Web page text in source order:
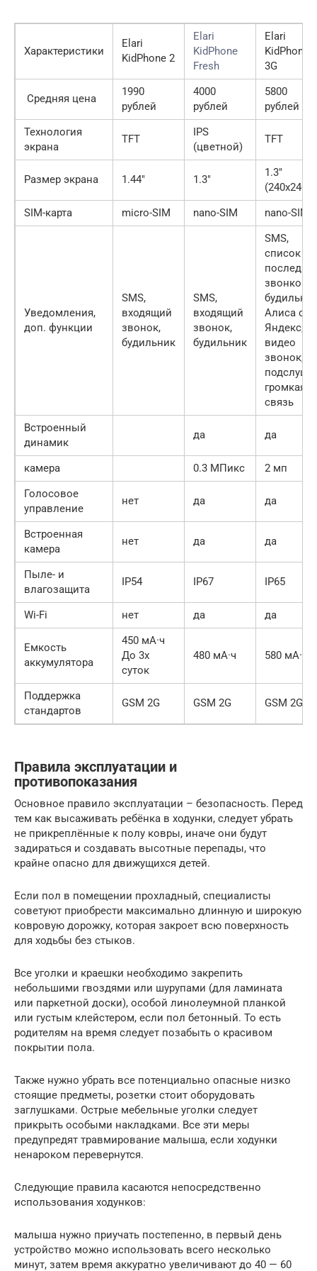
Характеристики
Elari
KidPhone 2
Elari
KidPhone
Fresh
Elari
KidPhone
3G
Средняя цена
1990
рублей
4000
рублей
5800
рублей
Технология
экрана
TFT
IPS
(цветной)
TFT
Размер экрана 1.44″ 1.3″
1.3″
(240х240)
SIM-карта
micro-SIM nano-SIM nano-SIM
Уведомления,
доп. функции
SMS,
входящий
звонок,
будильник
SMS,
входящий
звонок,
будильник
SMS,
список
звонков,
Алиса от
Яндекс,
видео
звонок,
громкая
связь
Встроенный
динамик
да да
камера 0.3 МПикс
2 мп
Голосовое
управление
нет да да
Встроенная
камера
нет да да
Пыле- и
влагозащита
IP54 IP67 IP65
Wi-Fi нет да да
Емкость
аккумулятора
450 мА·ч
До 3х
суток
480 мА·ч 580 мА·ч
Поддержка
стандартов
GSM 2G GSM 2G GSM 2G/
Правила эксплуатации и
противопоказания
Основное правило эксплуатации – безопасность. Перед
тем как высаживать ребёнка в ходунки, следует убрать
не прикреплённые к полу ковры, иначе они будут
задираться и создавать высотные перепады, что
крайне опасно для движущихся детей.
Если пол в помещении прохладный, специалисты
советуют приобрести максимально длинную и широкую
ковровую дорожку, которая закроет всю поверхность
для ходьбы без стыков.
Все уголки и краешки необходимо закрепить
небольшими гвоздями или шурупами (для ламината
или паркетной доски), особой линолеумной планкой
или густым клейстером, если пол бетонный. То есть
родителям на время следует позабыть о красивом
покрытии пола.
Также нужно убрать все потенциально опасные низко
стоящие предметы, розетки стоит оборудовать
заглушками. Острые мебельные уголки следует
прикрыть особыми накладками. Все эти меры
предупредят травмирование малыша, если ходунки
ненароком перевернутся.
Следующие правила касаются непосредственно
использования ходунков:
малыша нужно приучать постепенно, в первый день
устройство можно использовать всего несколько
минут, затем время аккуратно увеличивают до 40 — 60